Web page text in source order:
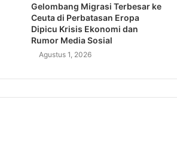
Gelombang Migrasi Terbesar ke
Ceuta di Perbatasan Eropa
Dipicu Krisis Ekonomi dan
Rumor Media Sosial
Agustus 1, 2026